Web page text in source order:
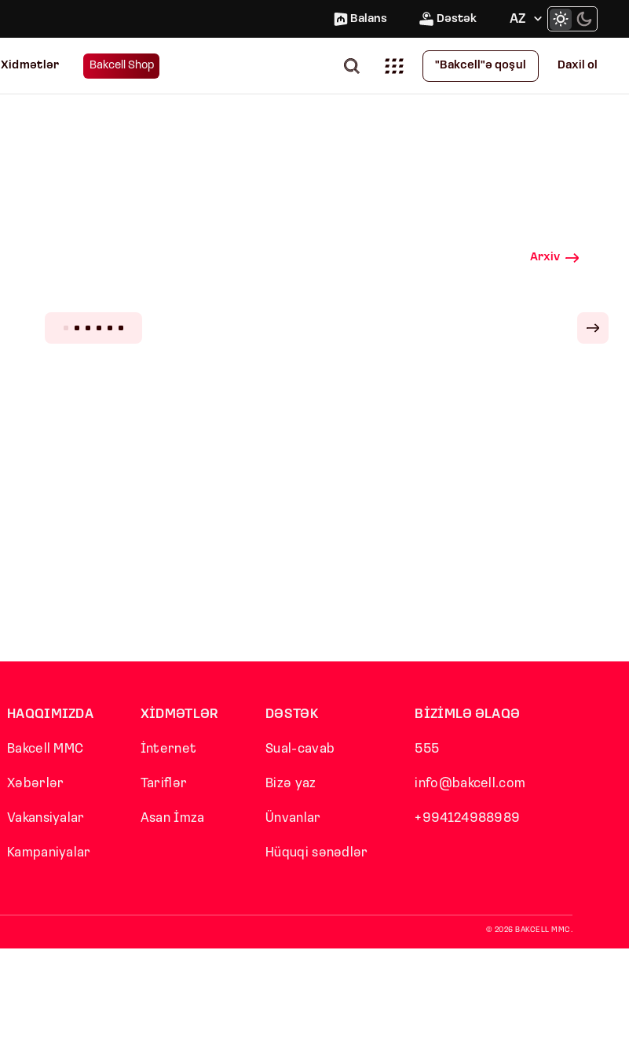
Balans Dəstək AZ
Xidmətlər Bakcell Shop "Bakcell"ə qoşul Daxil ol
Arxiv
HAQQIMIZDA
Bakcell MMC
Xəbərlər
Vakansiyalar
Kampaniyalar
XİDMƏTLƏR
İnternet
Tariflər
Asan İmza
DƏSTƏK
Sual-cavab
Bizə yaz
Ünvanlar
Hüquqi sənədlər
BİZİMLƏ ƏLAQƏ
555
info@bakcell.com
+994124988989
© 2026 BAKCELL MMC.